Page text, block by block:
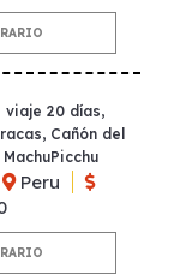
viaje 20 días,
Cañón del
Peru